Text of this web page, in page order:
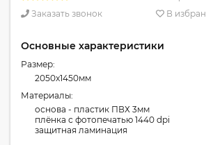
Заказать звонок
В
Основные характеристики
Размер:
2050x1450мм
Материалы:
основа - пластик ПВХ 3мм
плёнка с фотопечатью 1440 dpi
защитная ламинация